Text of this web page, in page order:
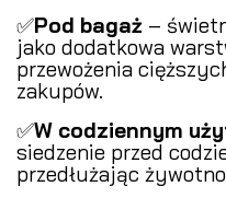
✅Pod bagaż –
jako dodatkowa
przewożenia
zakupów.
✅W codziennym
siedzenie przed
przedłużając